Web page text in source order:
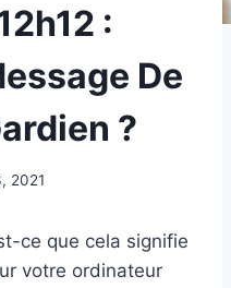
:
De
?
2021
ce que cela signifie
votre ordinateur